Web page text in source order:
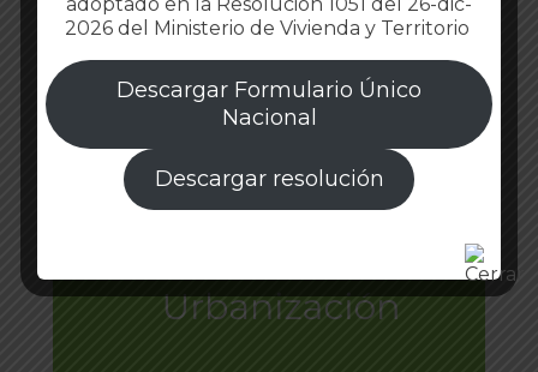
2026 del Ministerio de Vivienda y Territorio
Descargar Formulario Único
Nacional
Descargar resolución